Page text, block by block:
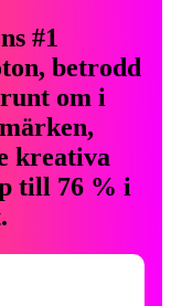
#1
betrodd
om i
kreativa
till 76 % i